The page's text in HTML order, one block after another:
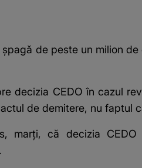
de peste un milion
decizia CEDO în cazul
de demitere, nu faptul
marţi, că decizia